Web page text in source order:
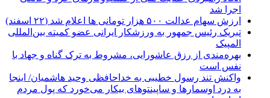
اجرا شد
ارزش سهام عدالت ۵۰۰ هزار تومانی ها اعلام شد (۲۲ اسفند)
تبریک رئیس جمهور به ورزشکار ایرانی عضو کمیته بین‌المللی
المپیک
بهره‌مندی از رزق عاشورایی، مشروط به ترک گناه و جهاد با
نفس است
واکنش تند رسول خطیبی به خداحافظی وحید هاشمیان/ اینجا
به درد اوسمارها و ساپینتوهای بیکار می‌خورد که پول مردم